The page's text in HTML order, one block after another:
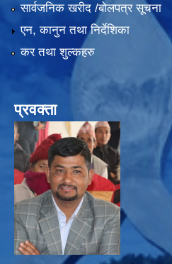
सार्वजनिक खरीद /बोलपत्र सूचना
एन, कानुन तथा निर्देशिका
कर तथा शुल्कहरु
प्रवक्ता